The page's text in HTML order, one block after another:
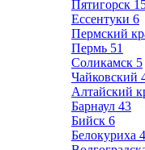
Пятигорск
Ессентуки 6
Пермский
Пермь 51
Соликамск 5
Чайковский
Алтайский
Барнаул 43
Бийск 6
Белокуриха 4